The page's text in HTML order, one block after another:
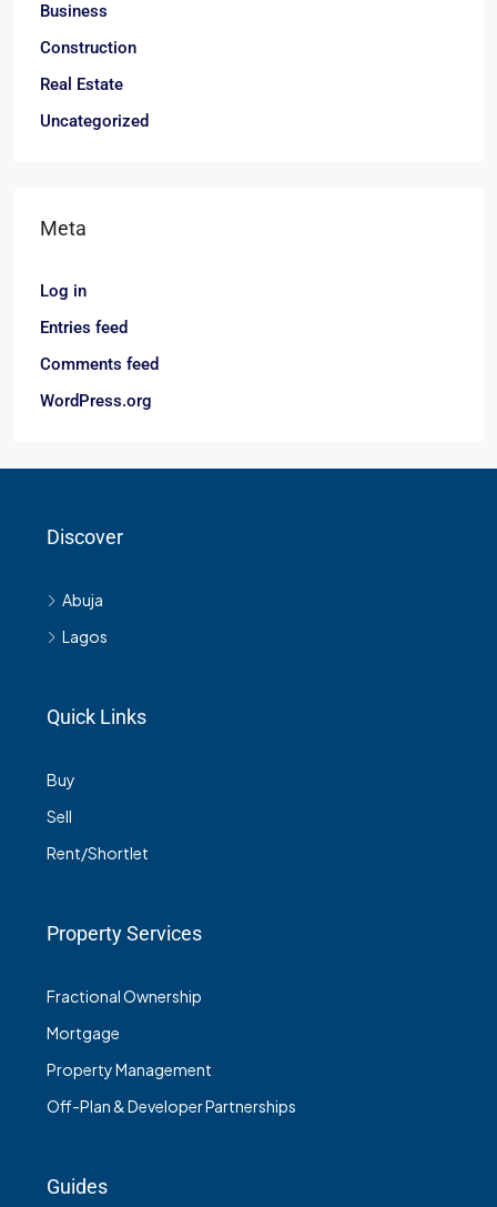
Business
Construction
Real Estate
Uncategorized
Meta
Log in
Entries feed
Comments feed
WordPress.org
Discover
Abuja
Lagos
Quick Links
Buy
Sell
Rent/Shortlet
Property Services
Fractional Ownership
Mortgage
Property Management
Off-Plan & Developer Partnerships
Guides